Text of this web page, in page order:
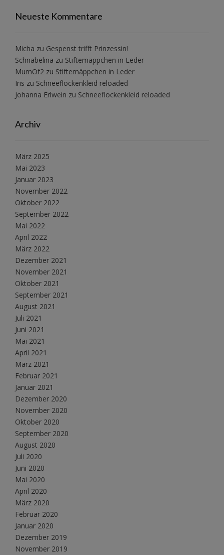
Neueste Kommentare
Micha zu Gespenst trifft Prinzessin!
Schnabelina zu Stiftemäppchen in Leder
MumOf2 zu Stiftemäppchen in Leder
Iris zu Schneeflockenkleid reloaded
Johanna Erlwein zu Schneeflockenkleid reloaded
Archiv
März 2025
Mai 2023
Januar 2023
November 2022
Oktober 2022
September 2022
Mai 2022
April 2022
März 2022
Dezember 2021
November 2021
Oktober 2021
September 2021
August 2021
Juli 2021
Juni 2021
Mai 2021
April 2021
März 2021
Februar 2021
Januar 2021
Dezember 2020
November 2020
Oktober 2020
September 2020
August 2020
Juli 2020
Juni 2020
Mai 2020
April 2020
März 2020
Februar 2020
Januar 2020
Dezember 2019
November 2019